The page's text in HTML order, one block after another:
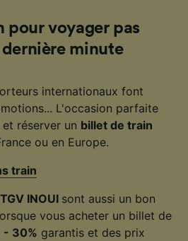
pour voyager pas
minute
internationaux font
L'occasion parfaite
réserver un billet de train
ou en Europe.
train
INOUI sont aussi un bon
vous acheter un billet de
- 30% garantis et des prix